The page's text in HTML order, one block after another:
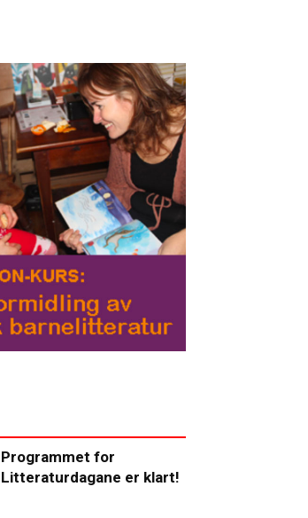
Programmet for
Litteraturdagane er klart!